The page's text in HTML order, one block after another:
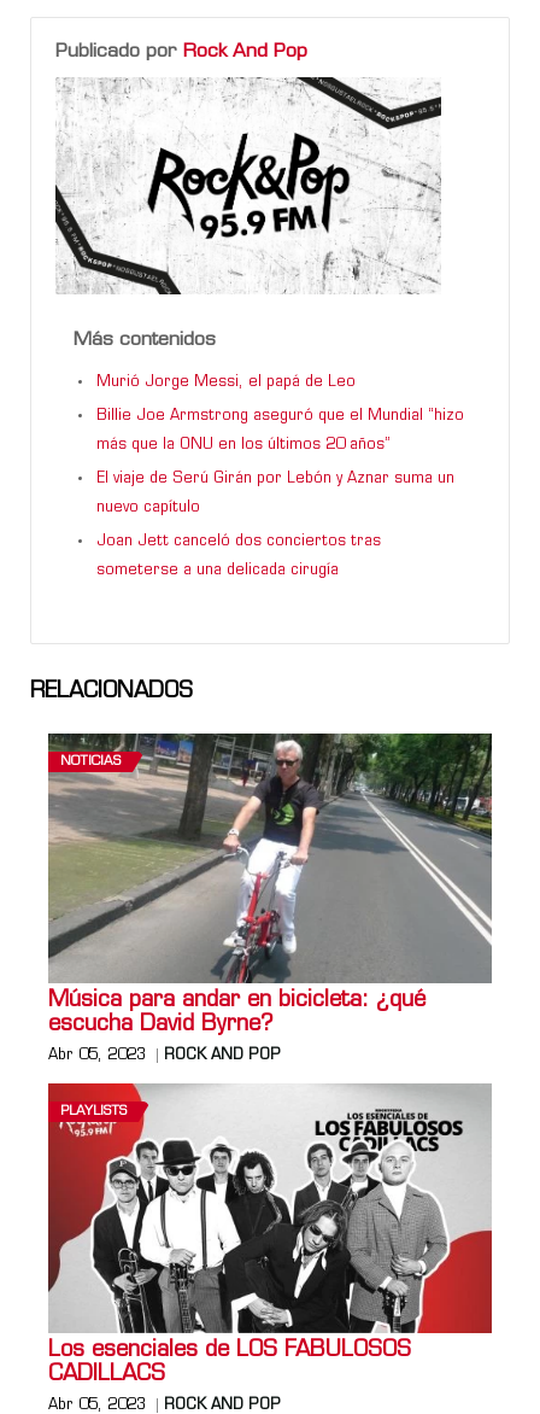
Publicado por Rock And Pop
Más contenidos
Murió Jorge Messi, el papá de Leo
Billie Joe Armstrong aseguró que el Mundial “hizo
más que la ONU en los últimos 20 años”
El viaje de Serú Girán por Lebón y Aznar suma un
nuevo capítulo
Joan Jett canceló dos conciertos tras
someterse a una delicada cirugía
RELACIONADOS
NOTICIAS
Música para andar en bicicleta: ¿qué
escucha David Byrne?
Abr 05, 2023 ROCK AND POP
PLAYLISTS
Los esenciales de LOS FABULOSOS
CADILLACS
Abr 05, 2023 ROCK AND POP